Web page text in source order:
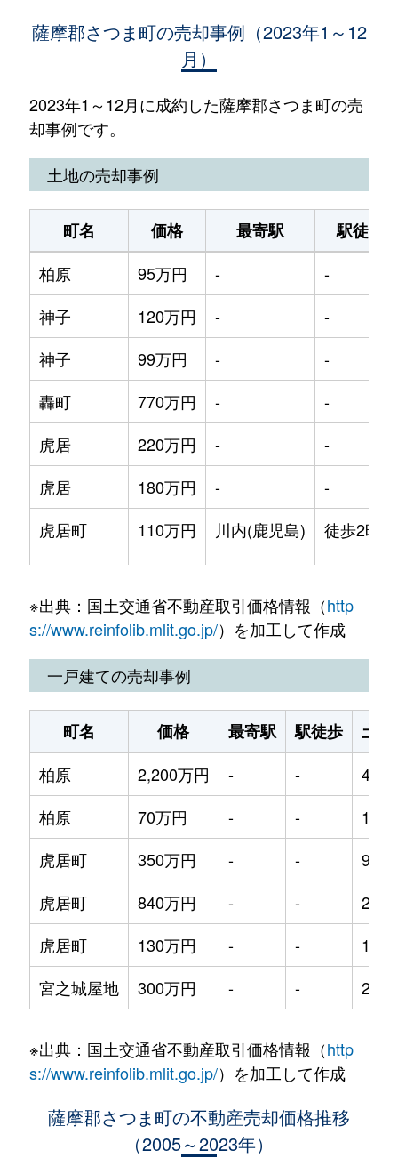
薩摩郡さつま町の売却事例（2023年1～12
月）
2023年1～12月に成約した薩摩郡さつま町の売
却事例です。
土地の売却事例
町名 価格 最寄駅
駅徒歩
柏原
95万円 -
-
神子
120万円 -
-
神子
99万円 -
-
轟町
770万円 -
-
虎居
220万円 -
-
虎居
180万円 -
-
虎居町
110万円 川内(鹿児島)
徒歩2時間
西新町
900万円 -
-
船木
34万円 -
-
宮之城屋地
450万円 川内(鹿児島)
徒歩2時間
湯田
150万円 -
※出典：国土交通省不動産取引価格情報（http
s://www.reinfolib.mlit.go.jp/）を加工して作成
一戸建ての売却事例
町名 価格 最寄駅 駅徒歩
土
柏原
2,200万円 - -
柏原
70万円 - -
虎居町
350万円 - -
95m²
虎居町
840万円 - -
虎居町
130万円 - -
宮之城屋地
300万円 - -
※出典：国土交通省不動産取引価格情報（http
s://www.reinfolib.mlit.go.jp/）を加工して作成
薩摩郡さつま町の不動産売却価格推移
（2005～2023年）